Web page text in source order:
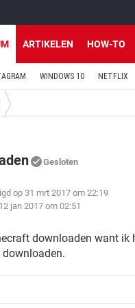
ARTIKELEN HOW-TO
WINDOWS 10 NETFLIX
Gesloten
op 31 mrt 2017 om 22:19
12 jan 2017 om 02:51
downloaden want